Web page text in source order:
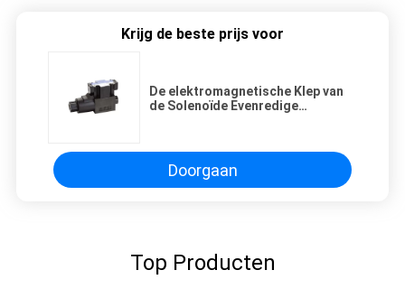
Krijg de beste prijs voor
De elektromagnetische Klep van
de Solenoïde Evenredige
Doorgaan
Top Producten